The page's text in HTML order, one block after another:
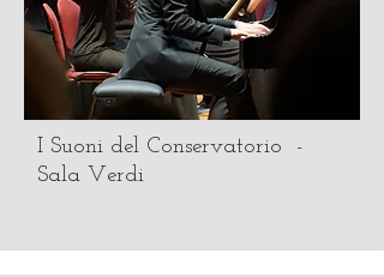
I Suoni del Conservatorio -
Sala Verdi